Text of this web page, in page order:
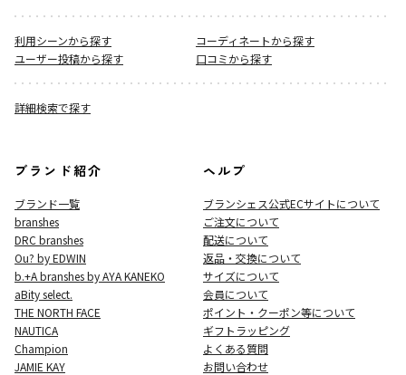
利用シーンから探す
コーディネートから探す
ユーザー投稿から探す
口コミから探す
詳細検索で探す
ブランド紹介
ブランド一覧
branshes
DRC branshes
Ou? by EDWIN
b.+A branshes by AYA KANEKO
aBity select.
THE NORTH FACE
NAUTICA
Champion
JAMIE KAY
ヘルプ
ブランシェス公式ECサイトについて
ご注文について
配送について
返品・交換について
サイズについて
会員について
ポイント・クーポン等について
ギフトラッピング
よくある質問
お問い合わせ